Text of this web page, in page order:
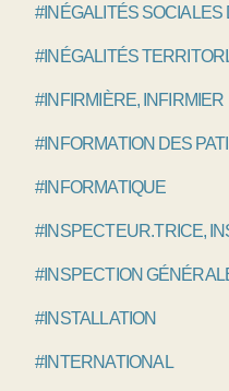
#INÉGALITÉS SOCIALES
#INÉGALITÉS
#INFIRMIÈRE, INFIRMIER
#INFORMATION DES
#INFORMATIQUE
#INSPECTEUR.TRICE,
#INSPECTION
#INSTALLATION
#INTERNATIONAL